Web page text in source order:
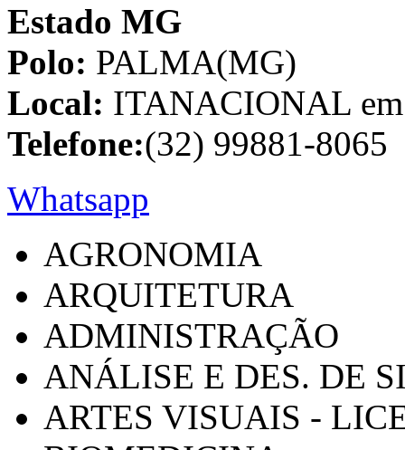
Estado MG
Polo: PALMA(MG)
Local: ITANACIONAL
Telefone:(32) 99881-8065
Whatsapp
AGRONOMIA
ARQUITETURA
ADMINISTRAÇÃO
ANÁLISE E DES. DE
ARTES VISUAIS -